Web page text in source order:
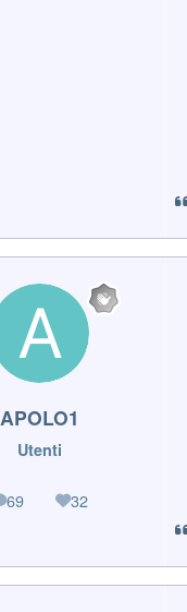
APOLO1
Utenti
69
messaggi32
Reputazione